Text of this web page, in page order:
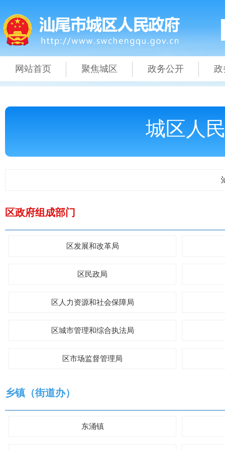
网站首页 聚焦城区 政务公开 政
城区人
区政府组成部门
区发展和改革局
区民政局
区人力资源和社会保障局
区城市管理和综合执法局
区市场监督管理局
乡镇（街道办）
东涌镇